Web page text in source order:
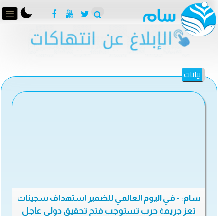
بيانات
سام: - في اليوم العالمي للضمير استهداف سجينات
تعز جريمة حرب تستوجب فتح تحقيق دولي عاجل